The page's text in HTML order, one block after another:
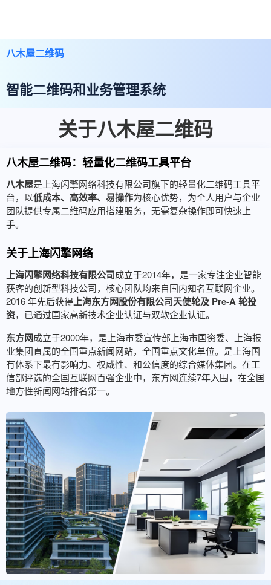
八木屋二维码
智能二维码和业务管理系统
关于八木屋二维码
八木屋二维码：轻量化二维码工具平台
八木屋是上海闪擎网络科技有限公司旗下的轻量化二维码工具平
台，以低成本、高效率、易操作为核心优势，为个人用户与企业
团队提供专属二维码应用搭建服务，无需复杂操作即可快速上
手。
关于上海闪擎网络
上海闪擎网络科技有限公司成立于2014年，是一家专注企业智能
获客的创新型科技公司，核心团队均来自国内知名互联网企业。
2016 年先后获得上海东方网股份有限公司天使轮及 Pre-A 轮投
资，已通过国家高新技术企业认证与双软企业认证。
东方网成立于2000年，是上海市委宣传部上海市国资委、上海报
业集团直属的全国重点新闻网站，全国重点文化单位。是上海国
有体系下最有影响力、权威性、和公信度的综合媒体集团。在工
信部评选的全国互联网百强企业中，东方网连续7年入围，在全国
地方性新闻网站排名第一。